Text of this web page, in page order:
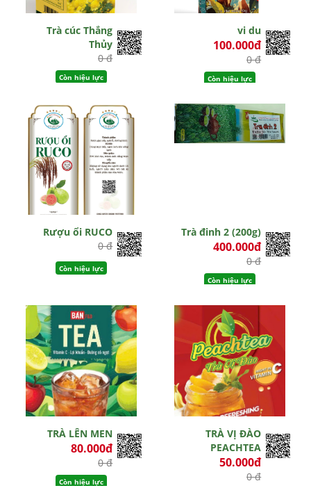
Trà cúc Thắng
Thủy
0 đ
Còn hiệu lực
vi du
100.000đ
0 đ
Còn hiệu lực
Rượu ổi RUCO
0 đ
Còn hiệu lực
Trà đinh 2 (200g)
400.000đ
0 đ
Còn hiệu lực
TRÀ LÊN MEN
80.000đ
0 đ
Còn hiệu lực
TRÀ VỊ ĐÀO
PEACHTEA
50.000đ
0 đ